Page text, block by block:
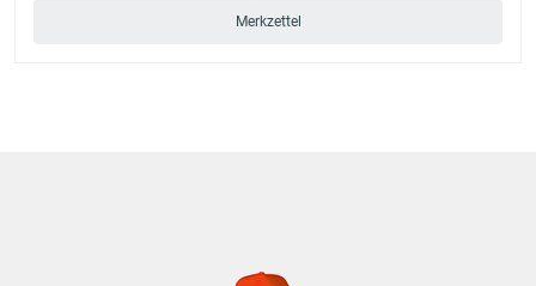
Merkzettel